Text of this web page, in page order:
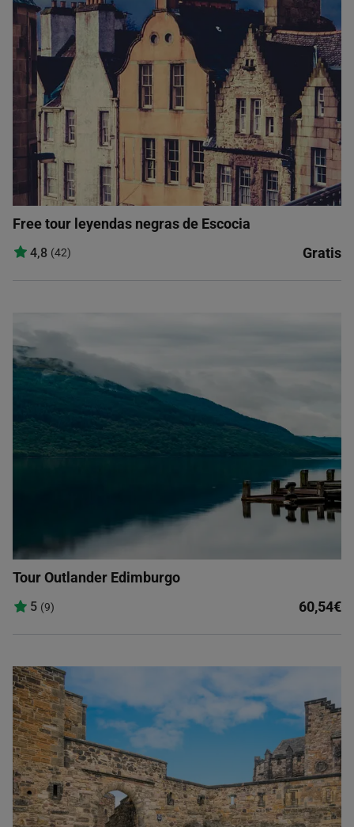
Free tour leyendas negras de Escocia
4,8 (42) Gratis
Tour Outlander Edimburgo
5 (9) 60,54€